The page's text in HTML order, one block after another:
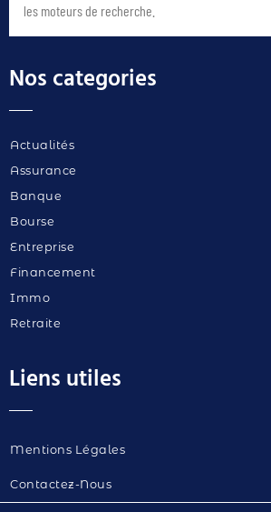
les moteurs de recherche.
Nos categories
Actualités
Assurance
Banque
Bourse
Entreprise
Financement
Immo
Retraite
Liens utiles
Mentions Légales
Contactez-Nous